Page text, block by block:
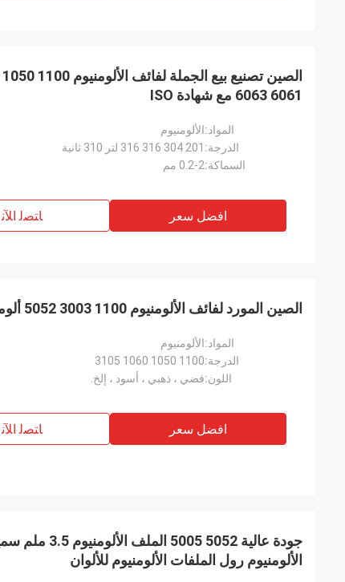
6061 6063 مع شهادة ISO
المواد:الألومنيوم
الدرجة: 201 304 316 316 لتر 310 ثانية
السماكة:0.2-2 مم
افضل سعر ﺎﺘﺼﻟ ﺍﻶﻧ
الصين المورد لفائف الألومنيوم 1100 3003 5052 ألومنيوم ورق لفائف الألومنيوم
المواد:الألومنيوم
الدرجة:1100 1050 1060 3105
اللون:فضي ، ذهبي ، أسود ، إلخ.
افضل سعر ﺎﺘﺼﻟ ﺍﻶﻧ
الألومنيوم رول الملفات الألومنيوم للألوان